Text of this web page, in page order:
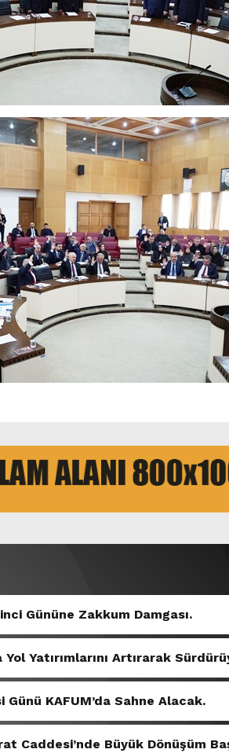
Gününe Zakkum Damgası.
Yol Yatırımlarını Artırarak
KAFUM’da Sahne Alacak.
Caddesi’nde Büyük Dönüşüm